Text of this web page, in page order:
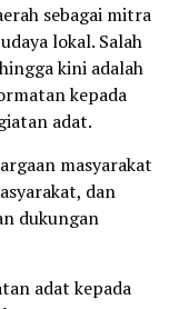
sebagai mitra
lokal. Salah
kini adalah
kepada
adat.
masyarakat
dan
dukungan
adat kepada